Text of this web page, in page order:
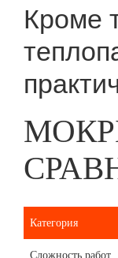
Кроме
Категория
Сложность работ